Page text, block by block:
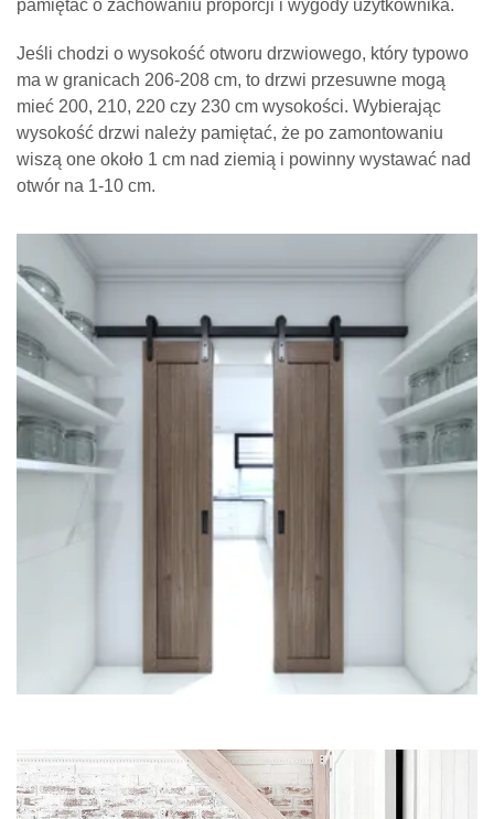
ma w granicach 206-208 cm, to drzwi przesuwne mogą
mieć 200, 210, 220 czy 230 cm wysokości. Wybierając
wysokość drzwi należy pamiętać, że po zamontowaniu
wiszą one około 1 cm nad ziemią i powinny wystawać nad
otwór na 1-10 cm.